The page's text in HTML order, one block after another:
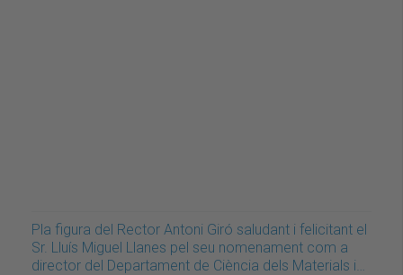
Pla figura del Rector Antoni Giró saludant i felicitant el
Sr. Lluís Miguel Llanes pel seu nomenament com a
director del Departament de Ciència dels Materials i…